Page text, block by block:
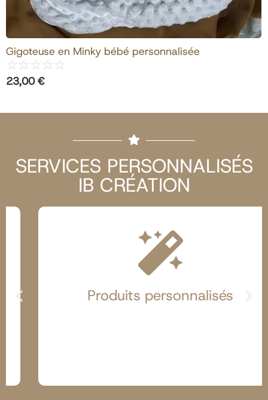
Gigoteuse en Minky bébé personnalisée
☆☆☆☆☆
23,00€
SERVICES PERSONNALISÉS
IB CRÉATION
Produits personnalisés